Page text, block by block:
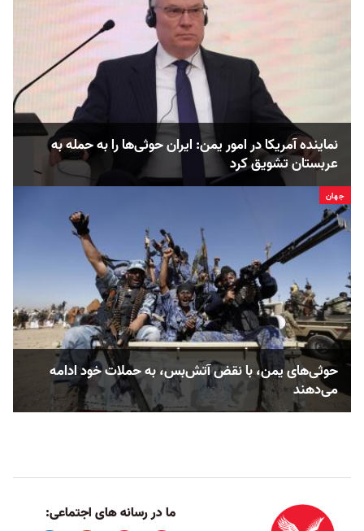
نماینده آمریکا در امور یمن: ایران حوثی‌ها را به حمله به
عربستان تشویق کرد
جهان
حوثی‌های یمن، با نقض آتش‌بس، به حملات خود ادامه
می‌دهند
ما در رسانه های اجتماعی: